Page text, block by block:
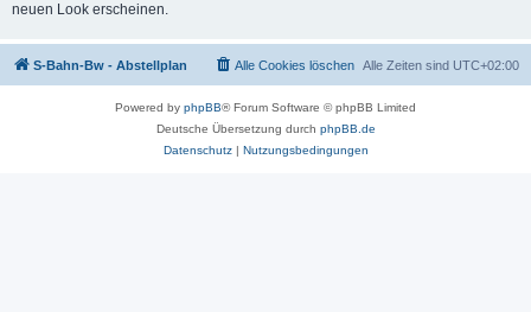
neuen Look erscheinen.
S-Bahn-Bw - Abstellplan Alle Zeiten sind UTC+02:00
Alle Cookies löschen
Powered by phpBB® Forum Software © phpBB Limited
Deutsche Übersetzung durch phpBB.de
Datenschutz| Nutzungsbedingungen